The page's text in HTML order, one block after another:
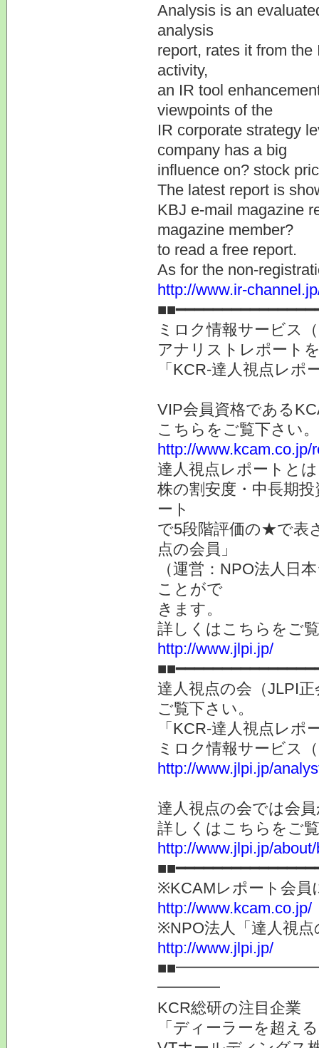
Analysis is an
analysis
report, rates it from
activity,
an IR tool
viewpoints of the
IR corporate strategy
company has a big
influence on? stock
The latest report is
KBJ e-mail magazine
magazine member?
to read a free report.
As for the non-
http://www.ir-
ミロク情報サービス
アナリストレポート
「KCR-達人視点レ
VIP会員資格である
こちらをご覧下さい。
http://www.kcam.co.jp/
達人視点レポートと
株の割安度・中長期
ート
で5段階評価の★で表
点の会員」
（運営：NPO法人日
ことがで
きます。
詳しくはこちらをご
http://www.jlpi.jp/
達人視点の会（JLPI
ご覧下さい。
「KCR-達人視点レ
ミロク情報サービス
http://www.jlpi.jp/
達人視点の会では会
詳しくはこちらをご
http://www.jlpi.jp/
※KCAMレポート会員
http://www.kcam.co.jp/
※NPO法人「達人視
http://www.jlpi.jp/
━━━━
KCR総研の注目企業
「ディーラーを超え